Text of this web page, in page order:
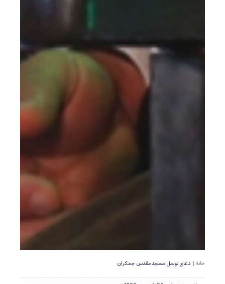
خانه | دعای توسل مسجد مقدس جمکران